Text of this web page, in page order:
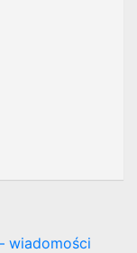
wiadomości